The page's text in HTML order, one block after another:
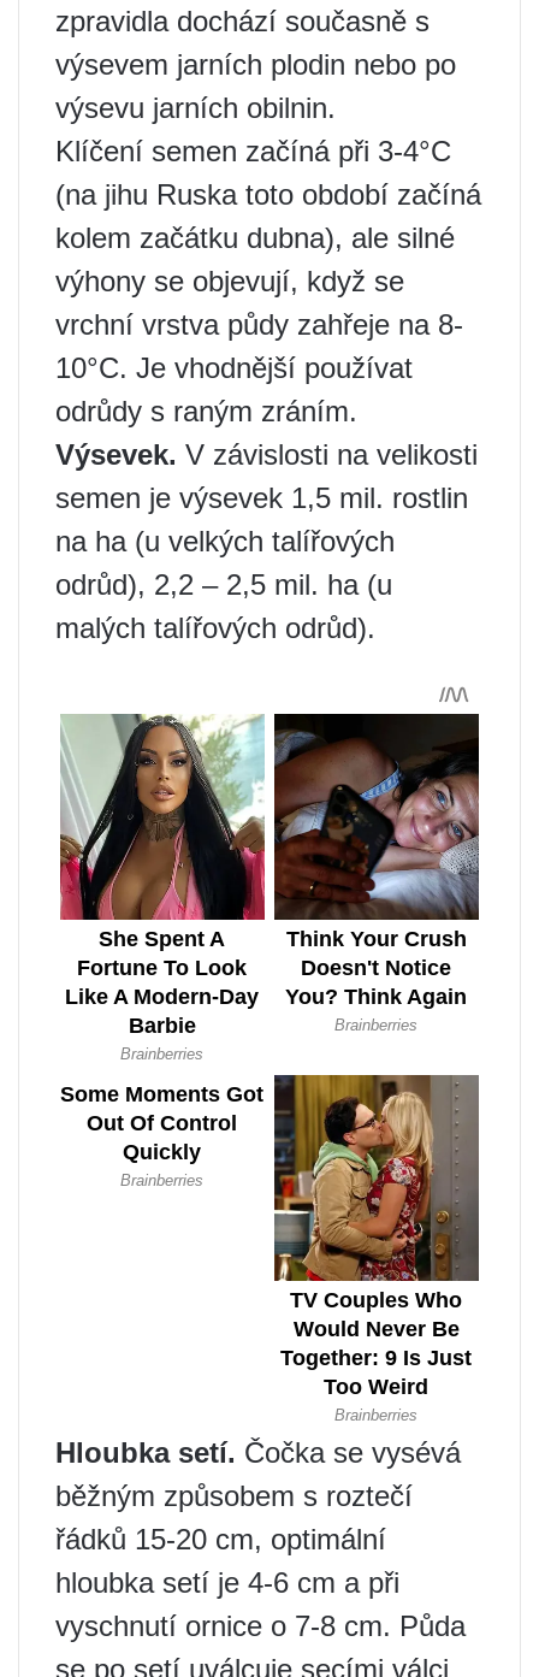
zpravidla dochází současně s
výsevem jarních plodin nebo po
výsevu jarních obilnin.
Klíčení semen začíná při 3-4°C
(na jihu Ruska toto období začíná
kolem začátku dubna), ale silné
výhony se objevují, když se
vrchní vrstva půdy zahřeje na 8-
10°C. Je vhodnější používat
odrůdy s raným zráním.
Výsevek. V závislosti na velikosti
semen je výsevek 1,5 mil. rostlin
na ha (u velkých talířových
odrůd), 2,2 – 2,5 mil. ha (u
malých talířových odrůd).
Hloubka setí. Čočka se vysévá
běžným způsobem s roztečí
řádků 15-20 cm, optimální
hloubka setí je 4-6 cm a při
vyschnutí ornice o 7-8 cm. Půda
se po setí uválcuje secími válci